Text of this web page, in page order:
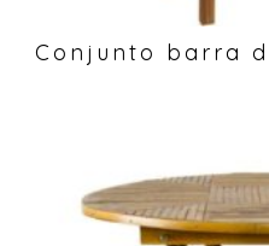
Conjunto barra